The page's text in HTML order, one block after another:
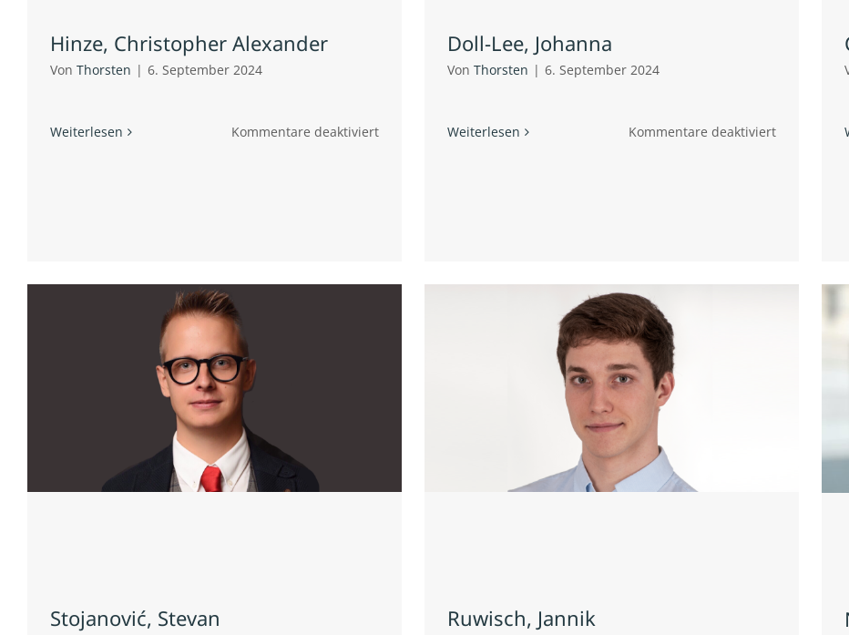
Hinze, Christopher Alexander
Von Thorsten | 6. September 2024
Weiterlesen Kommentare deaktiviertfür
Doll-Lee, Johanna
Von Thorsten | 6. September 2024
Weiterlesen Kommentare deaktiviertfür
Stojanović, Stevan Ruwisch, Jannik